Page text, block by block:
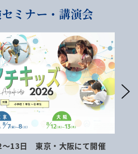
ミナー・講演会
～13日 東京・大阪にて開催